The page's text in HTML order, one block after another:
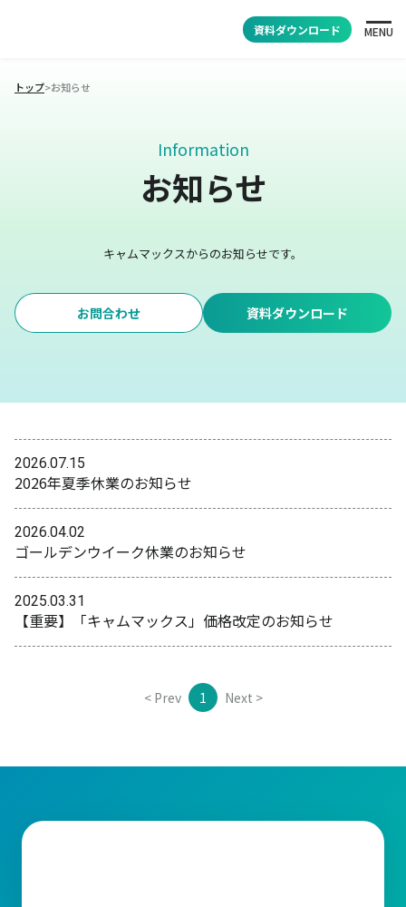
資料ダウンロード MENU
トップ>お知らせ
Information
お知らせ
キャムマックスからのお知らせです。
お問合わせ 資料ダウンロード
2026.07.15
2026年夏季休業のお知らせ
2026.04.02
ゴールデンウイーク休業のお知らせ
2025.03.31
【重要】「キャムマックス」価格改定のお知らせ
< Prev 1 Next >